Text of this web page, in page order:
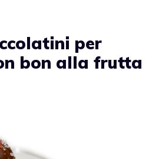
per
bon alla frutta